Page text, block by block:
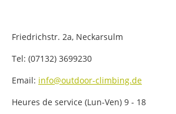
Friedrichstr. 2a, Neckarsulm
Tel: (07132) 3699230
Email: info@outdoor-climbing.de
Heures de service (Lun-Ven) 9 - 18